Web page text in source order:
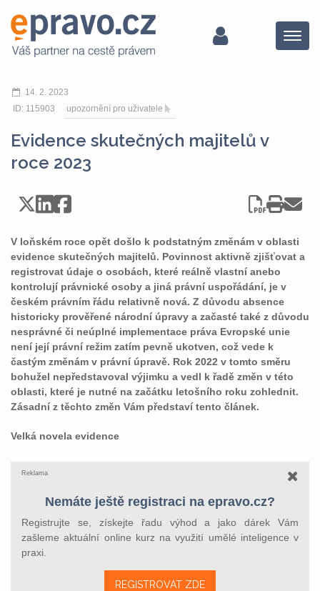
Menu
14. 2. 2023
ID: 115903
upozornění pro uživatele
Evidence skutečných majitelů v
roce 2023
V loňském roce opět došlo k podstatným změnám v oblasti
evidence skutečných majitelů. Povinnost aktivně zjišťovat a
registrovat údaje o osobách, které reálně vlastní anebo
kontrolují právnické osoby a jiná právní uspořádání, je v
českém právním řádu relativně nová. Z důvodu absence
historicky prověřené národní úpravy a začasté také z důvodu
nesprávné či neúplné implementace práva Evropské unie
není její právní režim zatím pevně ukotven, což vede k
častým změnám v právní úpravě. Rok 2022 v tomto směru
bohužel nepředstavoval výjimku a vedl k řadě změn v této
oblasti, které je nutné na začátku letošního roku zohlednit.
Zásadní z těchto změn Vám představí tento článek.
Velká novela evidence
Reklama
Nemáte ještě registraci na epravo.cz?
Registrujte se, získejte řadu výhod a jako dárek Vám
zašleme aktuální online kurz na využití umělé inteligence v
praxi.
REGISTROVAT ZDE